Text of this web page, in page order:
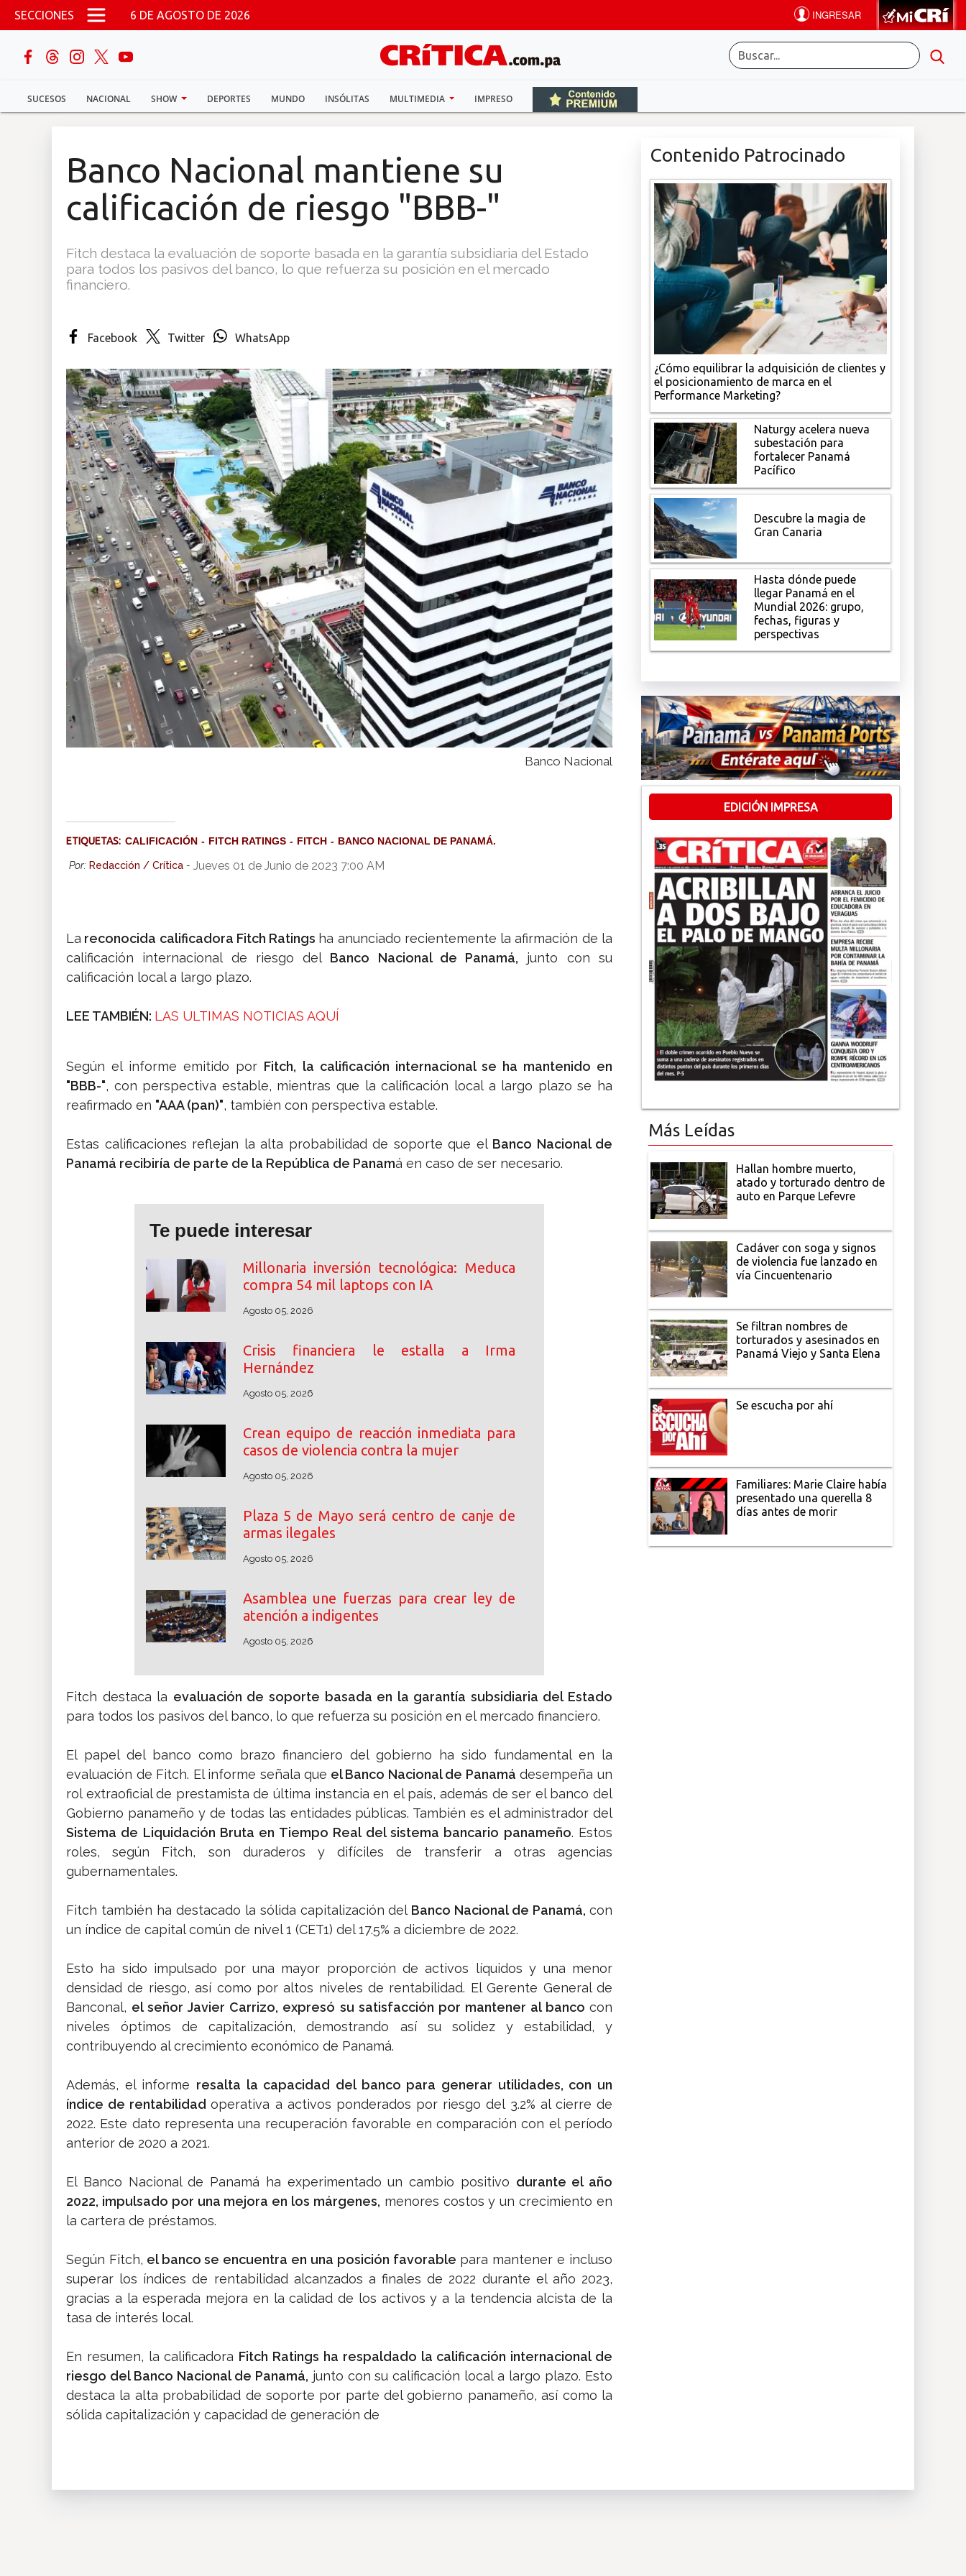
Pasar al contenido principal
SECCIONES 6 DE AGOSTO DE 2026
SUCESOS NACIONAL SHOW DEPORTES MUNDO INSÓLITAS MULTIMEDIA IMPRESO
buscar
Sucesos
Multimedia
Banco Nacional mantiene su
calificación de riesgo "BBB-"
Fitch destaca la evaluación de soporte basada en la garantía subsidiaria del Estado
para todos los pasivos del banco, lo que refuerza su posición en el mercado
financiero.
Facebook Twitter WhatsApp
Banco Nacional
ETIQUETAS: CALIFICACIÓN FITCH RATINGS FITCH BANCO NACIONAL DE PANAMÁ.
Por: Redacción / Crítica - Jueves 01 de Junio de 2023 7:00 AM
La reconocida calificadora Fitch Ratings ha anunciado recientemente la afirmación de la
calificación internacional de riesgo del Banco Nacional de Panamá, junto con su
calificación local a largo plazo.
LEE TAMBIÉN: LAS ULTIMAS NOTICIAS AQUÍ
Según el informe emitido por Fitch, la calificación internacional se ha mantenido en
"BBB-", con perspectiva estable, mientras que la calificación local a largo plazo se ha
reafirmado en "AAA (pan)", también con perspectiva estable.
Estas calificaciones reflejan la alta probabilidad de soporte que el Banco Nacional de
Panamá recibiría de parte de la República de Panamá en caso de ser necesario.
Te puede interesar
Millonaria inversión tecnológica: Meduca
compra 54 mil laptops con IA
Agosto 05, 2026
Crisis financiera le estalla a Irma
Hernández
Agosto 05, 2026
Crean equipo de reacción inmediata para
casos de violencia contra la mujer
Agosto 05, 2026
Plaza 5 de Mayo será centro de canje de
armas ilegales
Agosto 05, 2026
Asamblea une fuerzas para crear ley de
atención a indigentes
Agosto 05, 2026
Fitch destaca la evaluación de soporte basada en la garantía subsidiaria del Estado
para todos los pasivos del banco, lo que refuerza su posición en el mercado financiero.
El papel del banco como brazo financiero del gobierno ha sido fundamental en la
evaluación de Fitch. El informe señala que el Banco Nacional de Panamá desempeña un
rol extraoficial de prestamista de última instancia en el país, además de ser el banco del
Gobierno panameño y de todas las entidades públicas. También es el administrador del
Sistema de Liquidación Bruta en Tiempo Real del sistema bancario panameño. Estos
roles, según Fitch, son duraderos y difíciles de transferir a otras agencias
gubernamentales.
Fitch también ha destacado la sólida capitalización del Banco Nacional de Panamá,con
un índice de capital común de nivel 1 (CET1) del 17.5% a diciembre de 2022.
Esto ha sido impulsado por una mayor proporción de activos líquidos y una menor
densidad de riesgo, así como por altos niveles de rentabilidad. El Gerente General de
Banconal, el señor Javier Carrizo, expresó su satisfacción por mantener al bancocon
niveles óptimos de capitalización, demostrando así su solidez y estabilidad, y
contribuyendo al crecimiento económico de Panamá.
Además, el informe resalta la capacidad del banco para generar utilidades, con un
índice de rentabilidadoperativa a activos ponderados por riesgo del 3.2% al cierre de
2022. Este dato representa una recuperación favorable en comparación con el período
anterior de 2020 a 2021.
El Banco Nacional de Panamá ha experimentado un cambio positivo durante el año
2022, impulsado por una mejora en los márgenes, menores costos y un crecimiento en
la cartera de préstamos.
Según Fitch, el banco se encuentra en una posición favorable para mantener e incluso
superar los índices de rentabilidad alcanzados a finales de 2022 durante el año 2023,
gracias a la esperada mejora en la calidad de los activos y a la tendencia alcista de la
tasa de interés local.
En resumen, la calificadora Fitch Ratings ha respaldado la calificación internacional de
riesgo del Banco Nacional de Panamá, junto con su calificación local a largo plazo. Esto
destaca la alta probabilidad de soporte por parte del gobierno panameño, así como la
sólida capitalización y capacidad de generación de
Contenido Patrocinado
¿Cómo equilibrar la adquisición de clientes y
el posicionamiento de marca en el
Performance Marketing?
Naturgy acelera nueva
subestación para
fortalecer Panamá
Pacífico
Descubre la magia de
Gran Canaria
Hasta dónde puede
llegar Panamá en el
Mundial 2026: grupo,
fechas, figuras y
perspectivas
EDICIÓN IMPRESA
Más Leídas
Hallan hombre muerto,
atado y torturado dentro de
auto en Parque Lefevre
Cadáver con soga y signos
de violencia fue lanzado en
vía Cincuentenario
Se filtran nombres de
torturados y asesinados en
Panamá Viejo y Santa Elena
Se escucha por ahí
Familiares: Marie Claire había
presentado una querella 8
días antes de morir